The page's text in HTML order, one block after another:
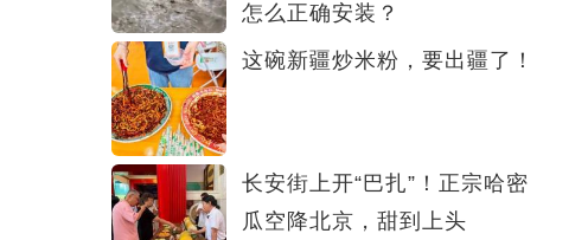
怎么正确安装？
这碗新疆炒米粉，要出疆了！
长安街上开“巴扎”！正宗哈密
瓜空降北京，甜到上头
新疆：辅警下班遇父子掉落排污井 多方联手施救成功